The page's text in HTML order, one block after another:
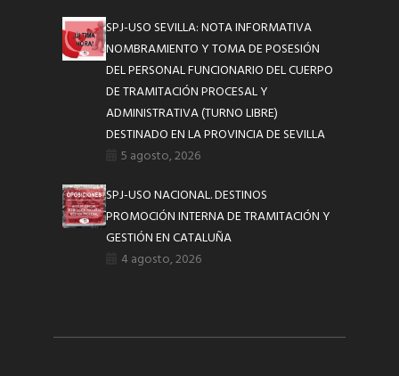
SPJ-USO SEVILLA: NOTA INFORMATIVA
NOMBRAMIENTO Y TOMA DE POSESIÓN
DEL PERSONAL FUNCIONARIO DEL CUERPO
DE TRAMITACIÓN PROCESAL Y
ADMINISTRATIVA (TURNO LIBRE)
DESTINADO EN LA PROVINCIA DE SEVILLA
5 agosto, 2026
SPJ-USO NACIONAL. DESTINOS
PROMOCIÓN INTERNA DE TRAMITACIÓN Y
GESTIÓN EN CATALUÑA
4 agosto, 2026